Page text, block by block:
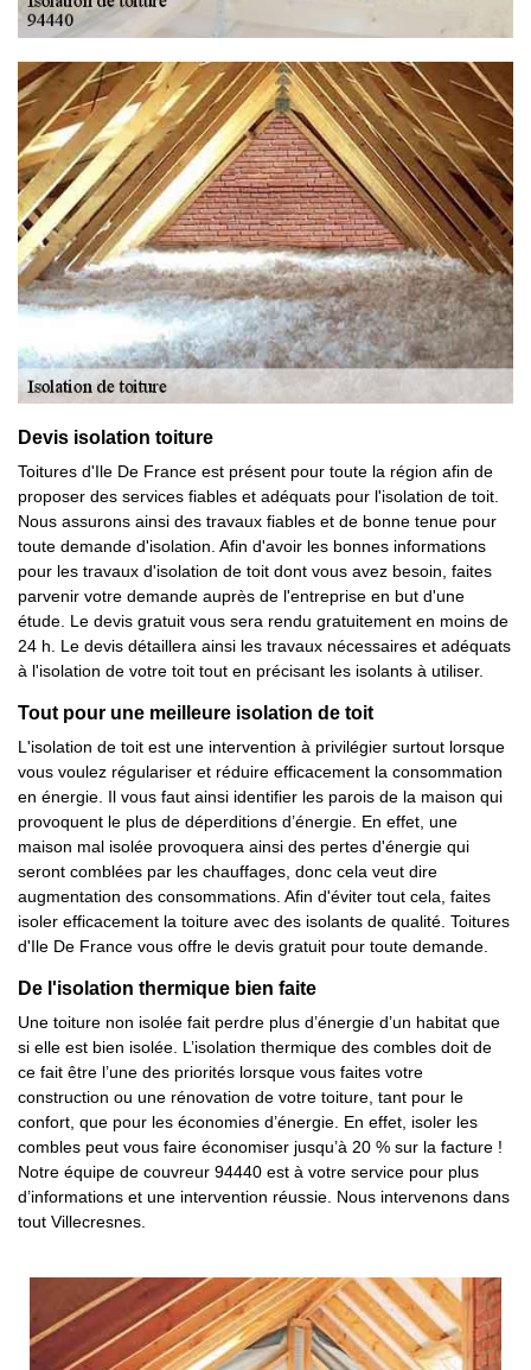
Devis isolation toiture
Toitures d'Ile De France est présent pour toute la région afin de
proposer des services fiables et adéquats pour l'isolation de toit.
Nous assurons ainsi des travaux fiables et de bonne tenue pour
toute demande d'isolation. Afin d'avoir les bonnes informations
pour les travaux d'isolation de toit dont vous avez besoin, faites
parvenir votre demande auprès de l'entreprise en but d'une
étude. Le devis gratuit vous sera rendu gratuitement en moins de
24 h. Le devis détaillera ainsi les travaux nécessaires et adéquats
à l'isolation de votre toit tout en précisant les isolants à utiliser.
Tout pour une meilleure isolation de toit
L'isolation de toit est une intervention à privilégier surtout lorsque
vous voulez régulariser et réduire efficacement la consommation
en énergie. Il vous faut ainsi identifier les parois de la maison qui
provoquent le plus de déperditions d’énergie. En effet, une
maison mal isolée provoquera ainsi des pertes d'énergie qui
seront comblées par les chauffages, donc cela veut dire
augmentation des consommations. Afin d'éviter tout cela, faites
isoler efficacement la toiture avec des isolants de qualité. Toitures
d'Ile De France vous offre le devis gratuit pour toute demande.
De l'isolation thermique bien faite
Une toiture non isolée fait perdre plus d’énergie d’un habitat que
si elle est bien isolée. L’isolation thermique des combles doit de
ce fait être l’une des priorités lorsque vous faites votre
construction ou une rénovation de votre toiture, tant pour le
confort, que pour les économies d’énergie. En effet, isoler les
combles peut vous faire économiser jusqu’à 20 % sur la facture !
Notre équipe de couvreur 94440 est à votre service pour plus
d’informations et une intervention réussie. Nous intervenons dans
tout Villecresnes.